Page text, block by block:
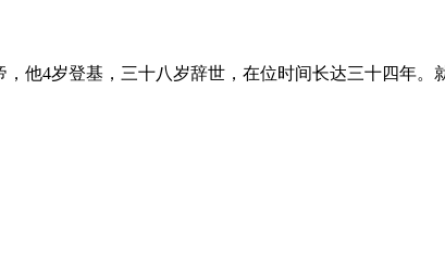
他4岁登基，三十八岁辞世，在位时间长达三十四年